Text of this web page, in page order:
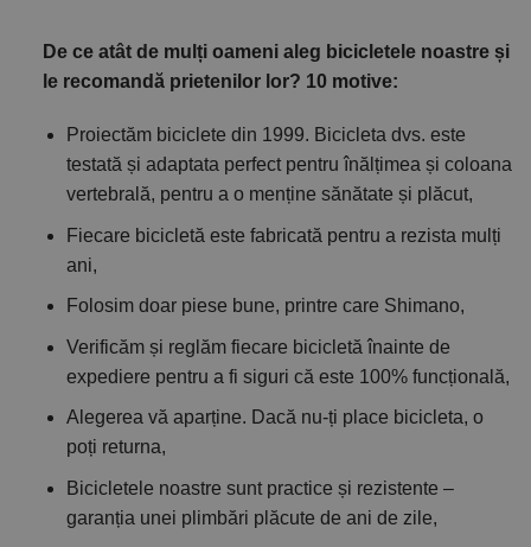
De ce atât de mulți oameni aleg bicicletele noastre și
le recomandă prietenilor lor? 10 motive:
Proiectăm biciclete din 1999. Bicicleta dvs. este
testată și adaptata perfect pentru înălțimea și coloana
vertebrală, pentru a o menține sănătate și plăcut,
Fiecare bicicletă este fabricată pentru a rezista mulți
ani,
Folosim doar piese bune, printre care Shimano,
Verificăm și reglăm fiecare bicicletă înainte de
expediere pentru a fi siguri că este 100% funcțională,
Alegerea vă aparține. Dacă nu-ți place bicicleta, o
poți returna,
Bicicletele noastre sunt practice și rezistente –
garanția unei plimbări plăcute de ani de zile,